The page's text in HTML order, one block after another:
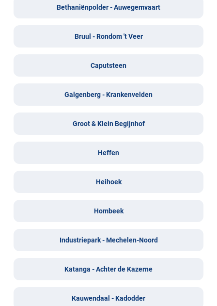
Bethaniënpolder - Auwegemvaart
Bruul - Rondom 't Veer
Caputsteen
Galgenberg - Krankenvelden
Groot & Klein Begijnhof
Heffen
Heihoek
Hombeek
Industriepark - Mechelen-Noord
Katanga - Achter de Kazerne
Kauwendaal - Kadodder